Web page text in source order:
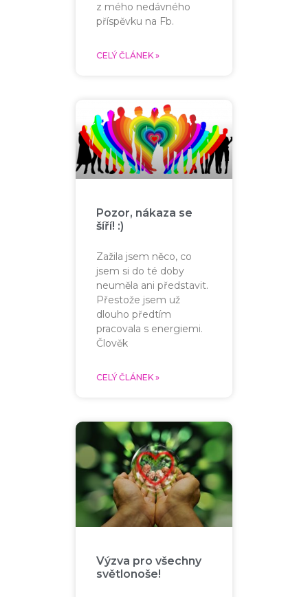
z mého nedávného
příspěvku na Fb.
CELÝ ČLÁNEK »
Pozor, nákaza se
šíří! :)
Zažila jsem něco, co
jsem si do té doby
neuměla ani představit.
Přestože jsem už
dlouho předtím
pracovala s energiemi.
Člověk
CELÝ ČLÁNEK »
Výzva pro všechny
světlonoše!